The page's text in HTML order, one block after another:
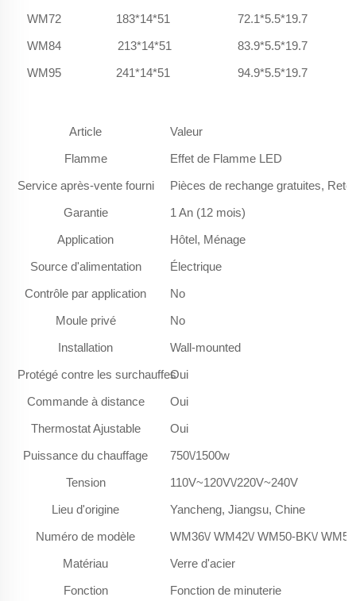
WM72
183*14*51
72.1*5.5*19.7
WM84
213*14*51
83.9*5.5*19.7
WM95
241*14*51 94.9*5.5*19.7
Article
Valeur
Flamme
Effet de Flamme LED
Service après-vente fourni
Pièces de rechange gratuites,
Garantie
1 An (12 mois)
Application
Hôtel, Ménage
Source d'alimentation
Électrique
Contrôle par application
No
Moule privé
No
Installation
Wall-mounted
Protégé contre les surchauffesOui
Commande à distance
Oui
Thermostat Ajustable
Oui
Puissance du chauffage
750\/1500w
Tension
110V~120V\/220V~240V
Lieu d'origine
Yancheng, Jiangsu, Chine
Numéro de modèle
WM36\/ WM42\/ WM50-BK\/
Matériau
Verre d'acier
Fonction
Fonction de minuterie